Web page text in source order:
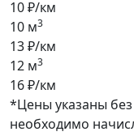
10 ₽/км
10 м3
13 ₽/км
12 м3
16 ₽/км
*Цены указаны
необходимо